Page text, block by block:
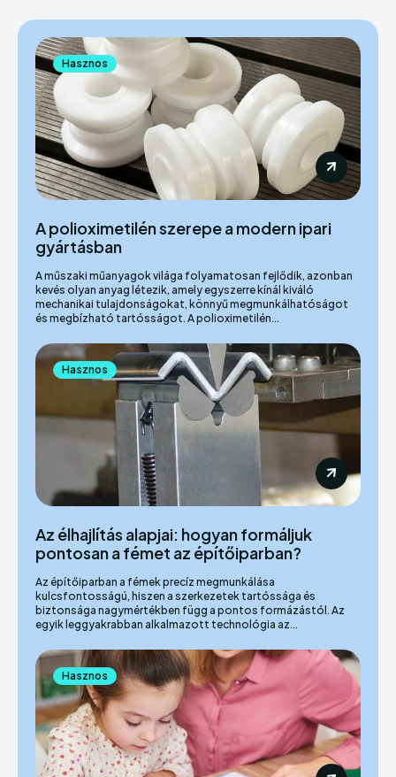
Hasznos
A polioximetilén szerepe a modern ipari
gyártásban
A műszaki műanyagok világa folyamatosan fejlődik, azonban
kevés olyan anyag létezik, amely egyszerre kínál kiváló
mechanikai tulajdonságokat, könnyű megmunkálhatóságot
és megbízható tartósságot. A polioximetilén...
Hasznos
Az élhajlítás alapjai: hogyan formáljuk
pontosan a fémet az építőiparban?
Az építőiparban a fémek precíz megmunkálása
kulcsfontosságú, hiszen a szerkezetek tartóssága és
biztonsága nagymértékben függ a pontos formázástól. Az
egyik leggyakrabban alkalmazott technológia az...
Hasznos